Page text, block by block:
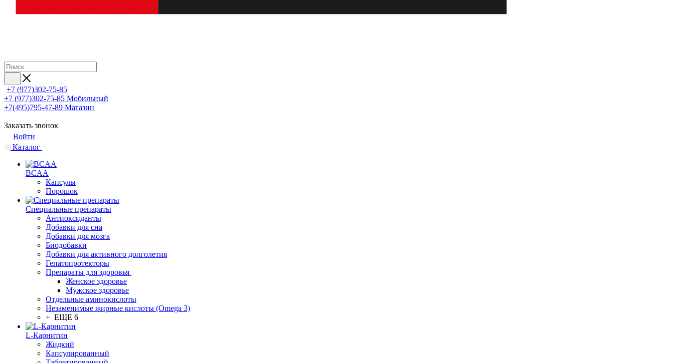
+7 (977)302-75-85
+7 (977)302-75-85 Мобильный
+7(495)795-47-89 Магазин
Заказать звонок
Войти
Каталог
BCAA
Капсулы
Порошок
Cпециальные препараты
Антиоксиданты
Добавки для сна
Добавки для мозга
Биодобавки
Добавки для активного долголетия
Гепатопротекторы
Препараты для здоровья
Женское здоровье
Мужское здоровье
Отдельные аминокислоты
Незаменимые жирные кислоты (Omega 3)
+ ЕЩЕ 6
L-Карнитин
Жидкий
Капсулированный